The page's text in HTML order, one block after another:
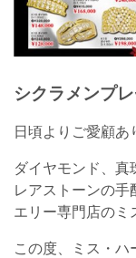
シクラメンプ
日頃よりご愛顧あ
ダイヤモンド、真
レアストーンの手
エリー専門店のミ
この度、ミス・ハ